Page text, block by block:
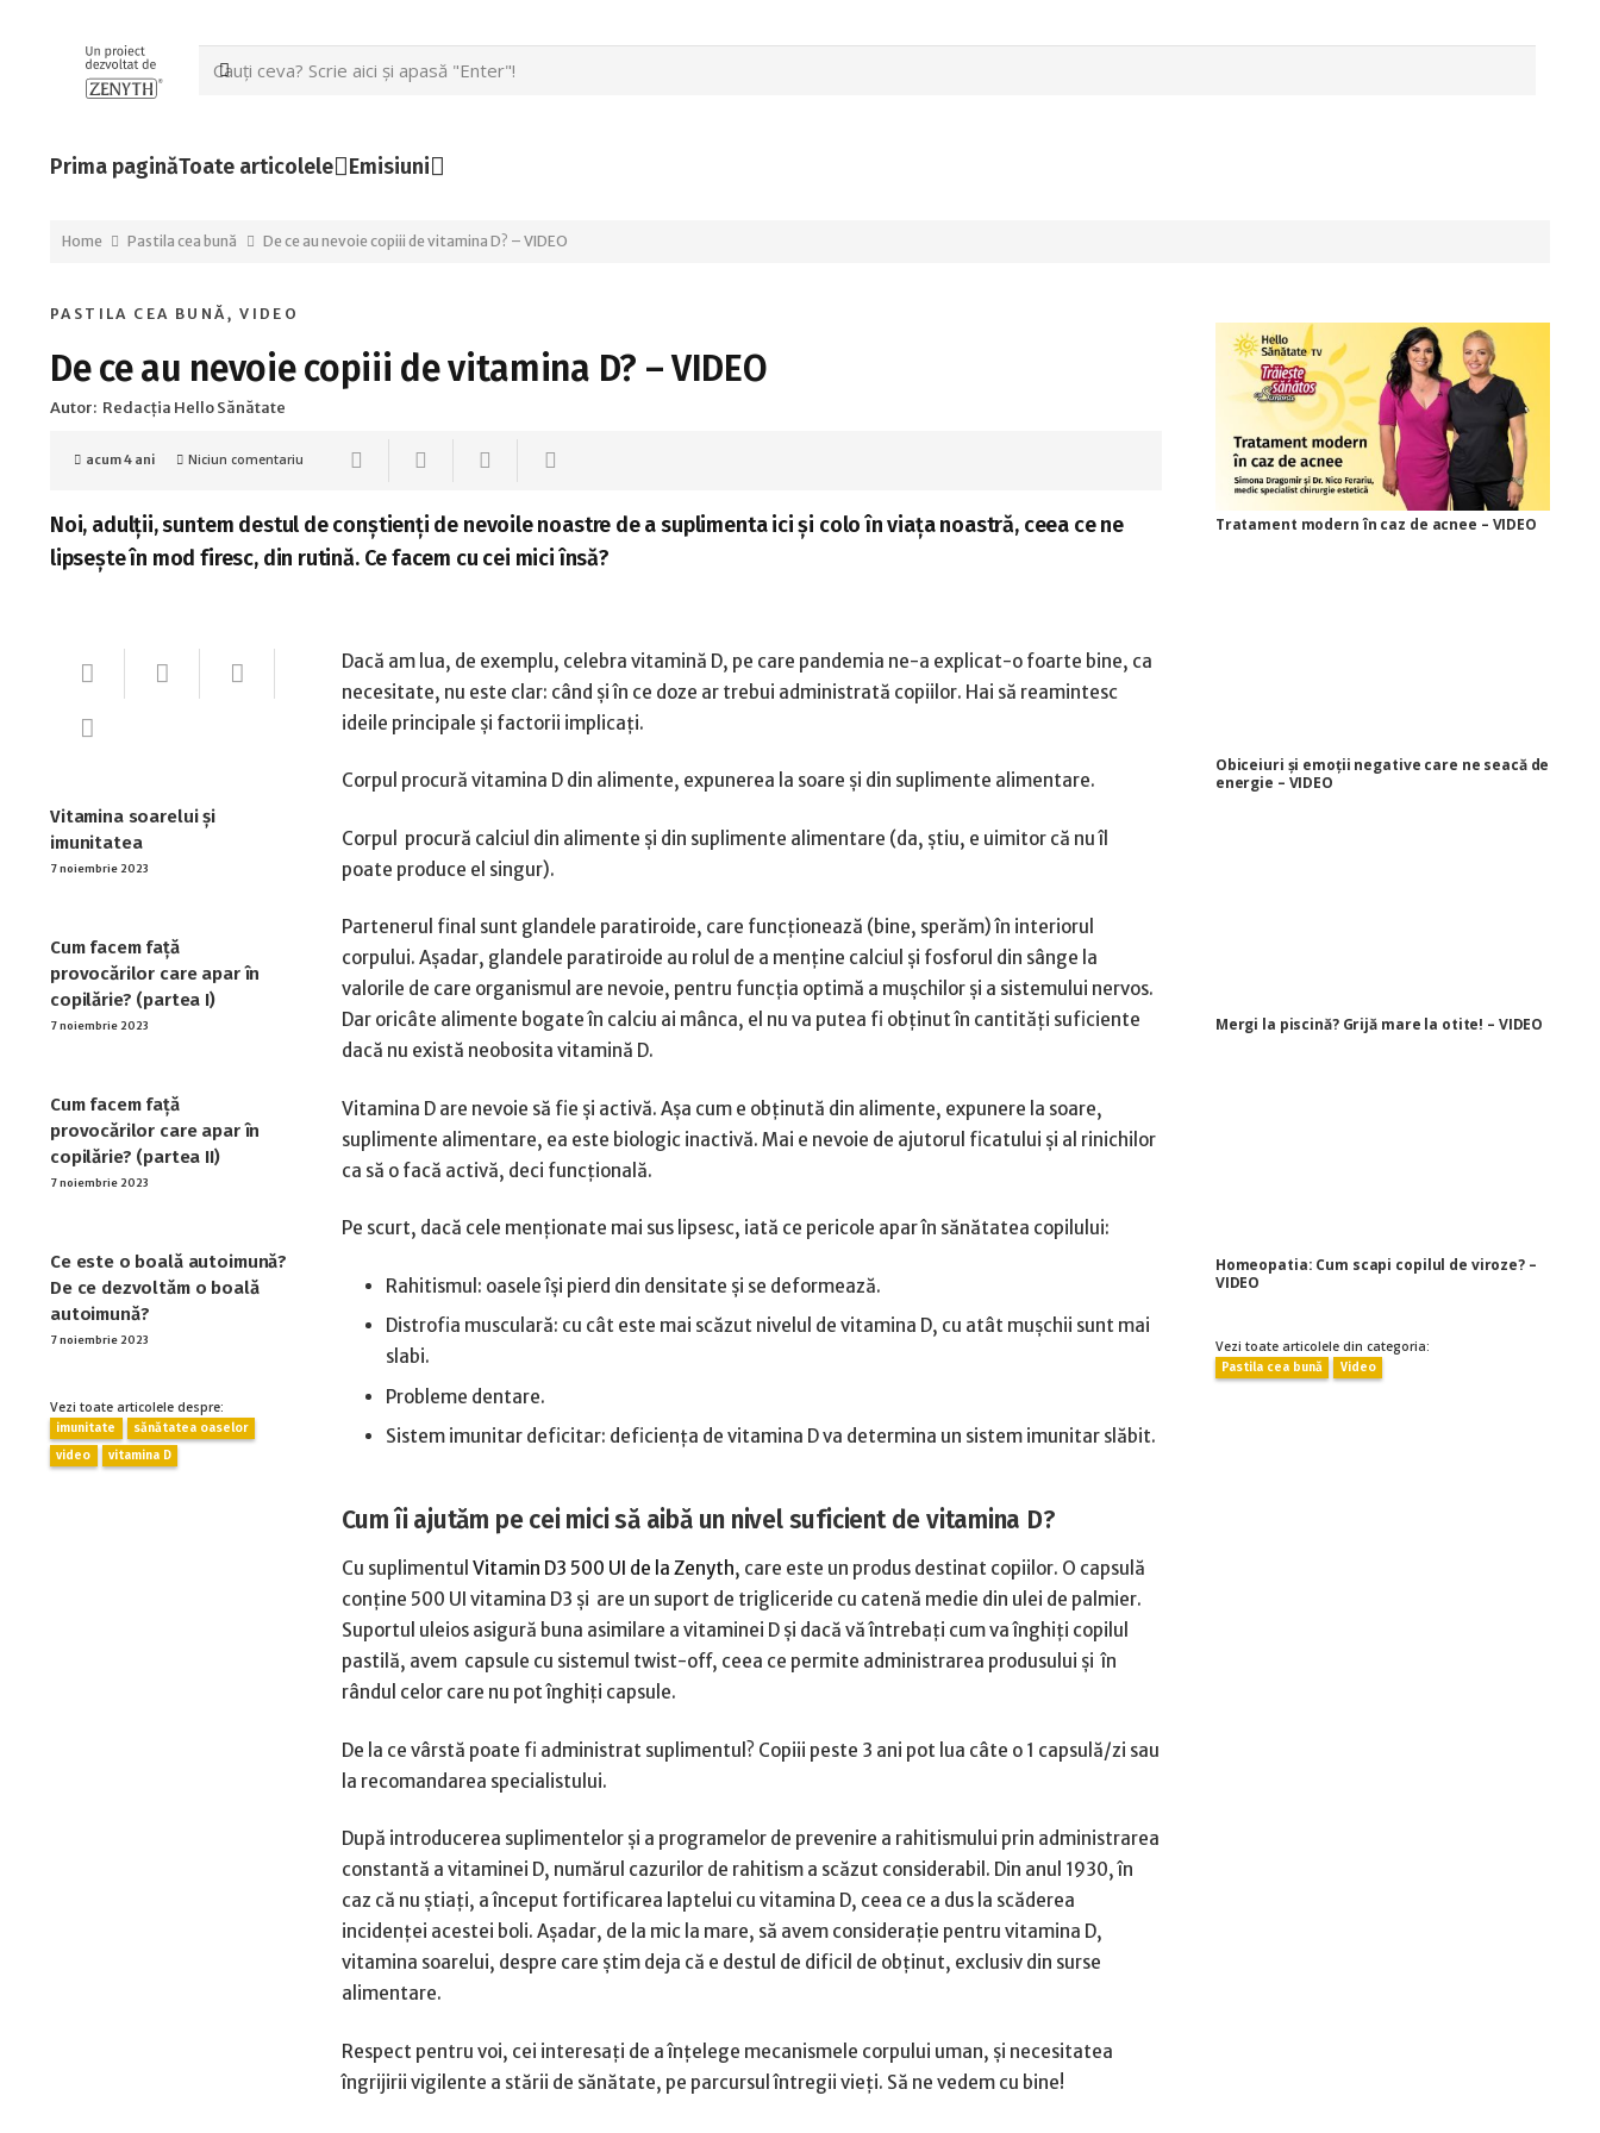
Prima paginăToate articolele Emisiuni
Home Pastila cea bună De ce au nevoie copiii de vitamina D? – VIDEO
PASTILA CEA BUNĂ,VIDEO
De ce au nevoie copiii de vitamina D? – VIDEO
Autor: Redacția Hello Sănătate
acum 4 ani Niciun comentariu
Noi, adulții, suntem destul de conștienți de nevoile noastre de a suplimenta ici și colo în viața noastră, ceea ce ne
lipsește în mod firesc, din rutină. Ce facem cu cei mici însă?
Vitamina soarelui și
imunitatea
7 noiembrie 2023
Cum facem față
provocărilor care apar în
copilărie? (partea I)
7 noiembrie 2023
Cum facem față
provocărilor care apar în
copilărie? (partea II)
7 noiembrie 2023
Ce este o boală autoimună?
De ce dezvoltăm o boală
autoimună?
7 noiembrie 2023
Vezi toate articolele despre:
imunitate
sănătatea oaselor
video
vitamina D
Dacă am lua, de exemplu, celebra vitamină D, pe care pandemia ne-a explicat-o foarte bine, ca
necesitate, nu este clar: când și în ce doze ar trebui administrată copiilor. Hai să reamintesc
ideile principale și factorii implicați.
Corpul procură vitamina D din alimente, expunerea la soare și din suplimente alimentare.
Corpul procură calciul din alimente și din suplimente alimentare (da, știu, e uimitor că nu îl
poate produce el singur).
Partenerul final sunt glandele paratiroide, care funcționează (bine, sperăm) în interiorul
corpului. Așadar, glandele paratiroide au rolul de a menține calciul și fosforul din sânge la
valorile de care organismul are nevoie, pentru funcția optimă a mușchilor și a sistemului nervos.
Dar oricâte alimente bogate în calciu ai mânca, el nu va putea fi obținut în cantități suficiente
dacă nu există neobosita vitamină D.
Vitamina D are nevoie să fie și activă. Așa cum e obținută din alimente, expunere la soare,
suplimente alimentare, ea este biologic inactivă. Mai e nevoie de ajutorul ficatului și al rinichilor
ca să o facă activă, deci funcțională.
Pe scurt, dacă cele menționate mai sus lipsesc, iată ce pericole apar în sănătatea copilului:
Rahitismul: oasele își pierd din densitate și se deformează.
Distrofia musculară: cu cât este mai scăzut nivelul de vitamina D, cu atât mușchii sunt mai
slabi.
Probleme dentare.
Sistem imunitar deficitar: deficiența de vitamina D va determina un sistem imunitar slăbit.
Cum îi ajutăm pe cei mici să aibă un nivel suficient de vitamina D?
Cu suplimentul Vitamin D3 500 UI de la Zenyth, care este un produs destinat copiilor. O capsulă
conține 500 UI vitamina D3 și are un suport de trigliceride cu catenă medie din ulei de palmier.
Suportul uleios asigură buna asimilare a vitaminei D și dacă vă întrebați cum va înghiți copilul
pastilă, avem capsule cu sistemul twist-off, ceea ce permite administrarea produsului și în
rândul celor care nu pot înghiți capsule.
De la ce vârstă poate fi administrat suplimentul? Copiii peste 3 ani pot lua câte o 1 capsulă/zi sau
la recomandarea specialistului.
După introducerea suplimentelor și a programelor de prevenire a rahitismului prin administrarea
constantă a vitaminei D, numărul cazurilor de rahitism a scăzut considerabil. Din anul 1930, în
caz că nu știați, a început fortificarea laptelui cu vitamina D, ceea ce a dus la scăderea
incidenței acestei boli. Așadar, de la mic la mare, să avem considerație pentru vitamina D,
vitamina soarelui, despre care știm deja că e destul de dificil de obținut, exclusiv din surse
alimentare.
Respect pentru voi, cei interesați de a înțelege mecanismele corpului uman, și necesitatea
îngrijirii vigilente a stării de sănătate, pe parcursul întregii vieți. Să ne vedem cu bine!
Tratament modern în caz de acnee – VIDEO
Obiceiuri și emoții negative care ne seacă de
energie – VIDEO
Mergi la piscină? Grijă mare la otite! – VIDEO
Homeopatia: Cum scapi copilul de viroze? –
VIDEO
Vezi toate articolele din categoria:
Pastila cea bună Video